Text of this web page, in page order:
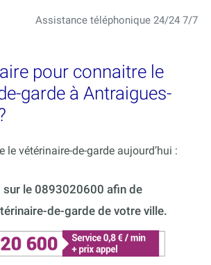
Assistance téléphonique 24/24 7/7
pour connaitre le
garde à Antraigues-
le vétérinaire-de-garde aujourd’hui :
sur le 0893020600 afin de
de-garde de votre ville.